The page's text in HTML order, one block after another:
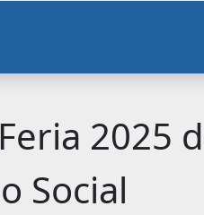
2025
Social